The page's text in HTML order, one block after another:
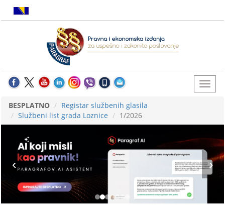
BESPLATNO
Registar službenih glasila
Službeni list grada Loznice
1/2026